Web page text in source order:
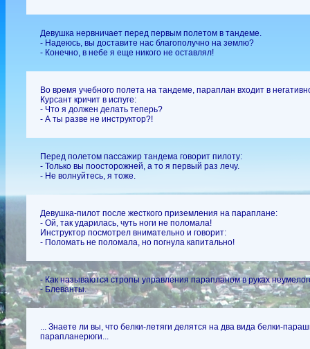
Девушка нервничает перед первым полетом в тандеме.
- Надеюсь, вы доставите нас благополучно на землю?
- Конечно, в небе я еще никого не оставлял!
Во время учебного полета на тандеме, параплан входит в
Курсант кричит в испуге:
- Что я должен делать теперь?
- А ты разве не инструктор?!
Перед полетом пассажир тандема говорит пилоту:
- Только вы поосторожней, а то я первый раз лечу.
- Не волнуйтесь, я тоже.
Девушка-пилот после жесткого приземления на параплане:
- Ой, так ударилась, чуть ноги не поломала!
Инструктор посмотрел внимательно и говорит:
- Поломать не поломала, но погнула капитально!
- Как называются стропы управления парапланом в руках
- Блеванты.
... Знаете ли вы, что белки-летяги делятся на два вида белки-
парапланерюги...